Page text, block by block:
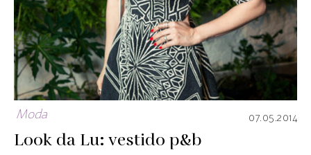
Moda 07.05.2014
Look da Lu: vestido p&b